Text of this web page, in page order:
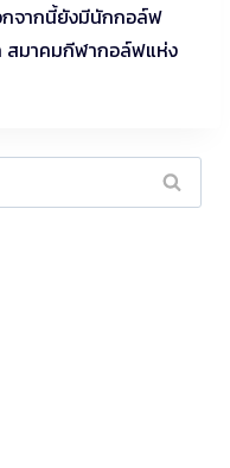
จากนี้ยังมีนักกอล์ฟ
สมาคมกีฬากอล์ฟแห่ง